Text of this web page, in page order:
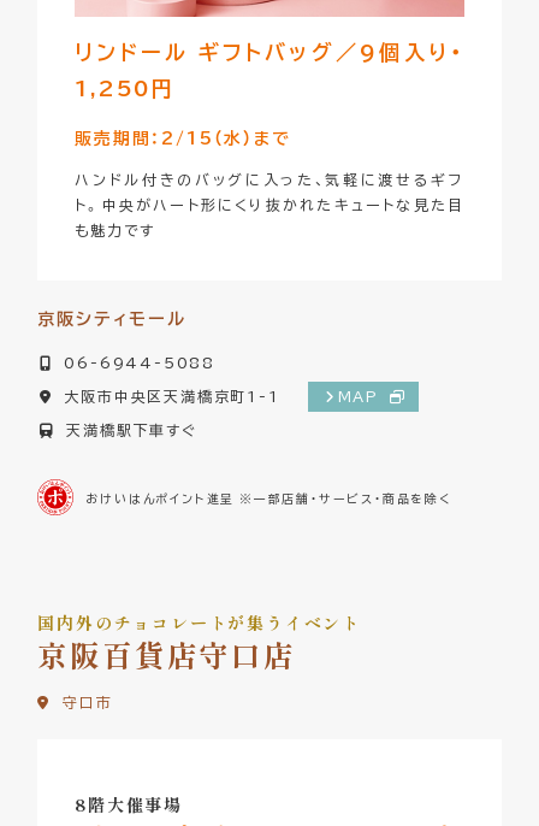
リンドール ギフトバッグ／9個入り・
1,250円
販売期間：2/15（水）まで
ハンドル付きのバッグに入った、気軽に渡せるギフ
ト。中央がハート形にくり抜かれたキュートな見た目
も魅力です
京阪シティモール
06-6944-5088
大阪市中央区天満橋京町1-1
MAP
天満橋駅下車すぐ
おけいはんポイント進呈 ※一部店舗・サービス・商品を除く
国内外のチョコレートが集うイベント
京阪百貨店守口店
守口市
8階大催事場